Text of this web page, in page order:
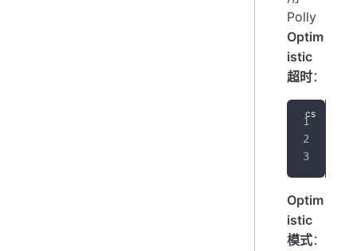
Polly
Optim
istic
超时：
Optim
istic
模式：